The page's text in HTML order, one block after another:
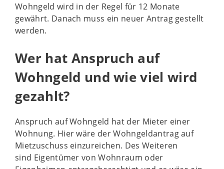
Wohngeld wird in der Regel für 12 Monate
gewährt. Danach muss ein neuer Antrag gestellt
werden.
Wer hat Anspruch auf
Wohngeld und wie viel wird
gezahlt?
Anspruch auf Wohngeld hat der Mieter einer
Wohnung. Hier wäre der Wohngeldantrag auf
Mietzuschuss einzureichen. Des Weiteren
sind Eigentümer von Wohnraum oder